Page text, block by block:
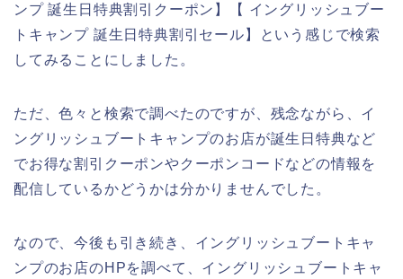
ンプ 誕生日特典割引クーポン】【 イングリッシュブー
トキャンプ 誕生日特典割引セール】という感じで検索
してみることにしました。
ただ、色々と検索で調べたのですが、残念ながら、イ
ングリッシュブートキャンプのお店が誕生日特典など
でお得な割引クーポンやクーポンコードなどの情報を
配信しているかどうかは分かりませんでした。
なので、今後も引き続き、イングリッシュブートキャ
ンプのお店のHPを調べて、イングリッシュブートキャ